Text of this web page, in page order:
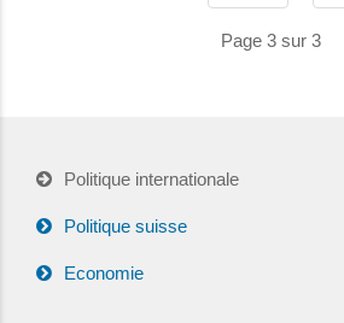
Page 3 sur 3
Politique internationale
Politique suisse
Economie